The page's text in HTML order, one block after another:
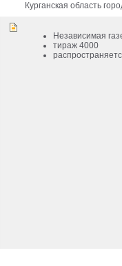
Курганская область
Независимая
тираж 4000